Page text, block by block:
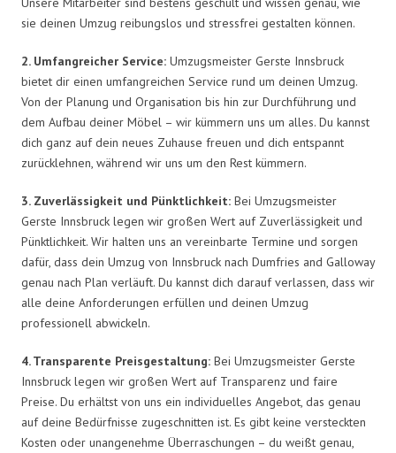
sie deinen Umzug reibungslos und stressfrei gestalten können.
2. Umfangreicher Service: Umzugsmeister Gerste Innsbruck
bietet dir einen umfangreichen Service rund um deinen Umzug.
Von der Planung und Organisation bis hin zur Durchführung und
dem Aufbau deiner Möbel – wir kümmern uns um alles. Du kannst
dich ganz auf dein neues Zuhause freuen und dich entspannt
zurücklehnen, während wir uns um den Rest kümmern.
3. Zuverlässigkeit und Pünktlichkeit: Bei Umzugsmeister
Gerste Innsbruck legen wir großen Wert auf Zuverlässigkeit und
Pünktlichkeit. Wir halten uns an vereinbarte Termine und sorgen
dafür, dass dein Umzug von Innsbruck nach Dumfries and Galloway
genau nach Plan verläuft. Du kannst dich darauf verlassen, dass wir
alle deine Anforderungen erfüllen und deinen Umzug
professionell abwickeln.
4. Transparente Preisgestaltung: Bei Umzugsmeister Gerste
Innsbruck legen wir großen Wert auf Transparenz und faire
Preise. Du erhältst von uns ein individuelles Angebot, das genau
auf deine Bedürfnisse zugeschnitten ist. Es gibt keine versteckten
Kosten oder unangenehme Überraschungen – du weißt genau,